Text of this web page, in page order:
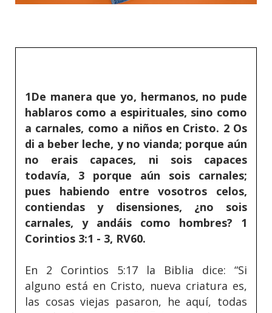
1De manera que yo, hermanos, no pude
hablaros como a espirituales, sino como
a carnales, como a niños en Cristo. 2 Os
di a beber leche, y no vianda; porque aún
no erais capaces, ni sois capaces
todavía, 3 porque aún sois carnales;
pues habiendo entre vosotros celos,
contiendas y disensiones, ¿no sois
carnales, y andáis como hombres? 1
Corintios 3:1 - 3, RV60.
En 2 Corintios 5:17 la Biblia dice: “Si
alguno está en Cristo, nueva criatura es,
las cosas viejas pasaron, he aquí, todas